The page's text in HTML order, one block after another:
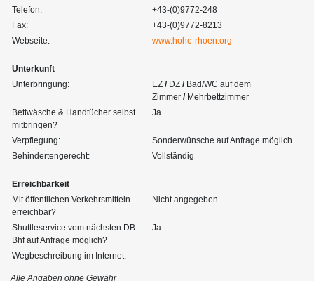
Telefon:
+43-(0)9772-248
Fax:
+43-(0)9772-8213
Webseite:
www.hohe-rhoen.org
Unterkunft
Unterbringung:
EZ /DZ /Bad/WC auf dem
Zimmer /Mehrbettzimmer
Bettwäsche & Handtücher selbst
mitbringen?
Ja
Verpflegung:
Sonderwünsche auf Anfrage möglich
Behindertengerecht:
Vollständig
Erreichbarkeit
Mit öffentlichen Verkehrsmitteln
erreichbar?
Nicht angegeben
Shuttleservice vom nächsten DB-
Bhf auf Anfrage möglich?
Ja
Wegbeschreibung im Internet:
Alle Angaben ohne Gewähr